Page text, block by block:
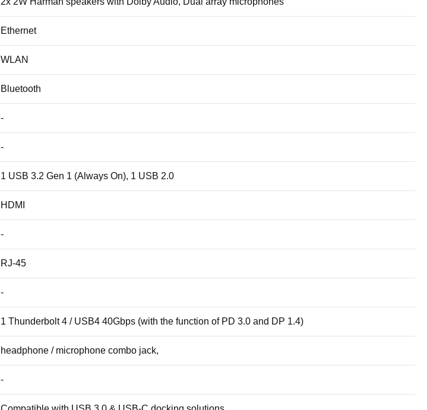
Ethernet
WLAN
Bluetooth
-
-
1 USB 3.2 Gen 1 (Always On), 1 USB 2.0
HDMI
-
RJ-45
-
1 Thunderbolt 4 / USB4 40Gbps (with the function of PD 3.0 and DP 1.4)
headphone / microphone combo jack,
-